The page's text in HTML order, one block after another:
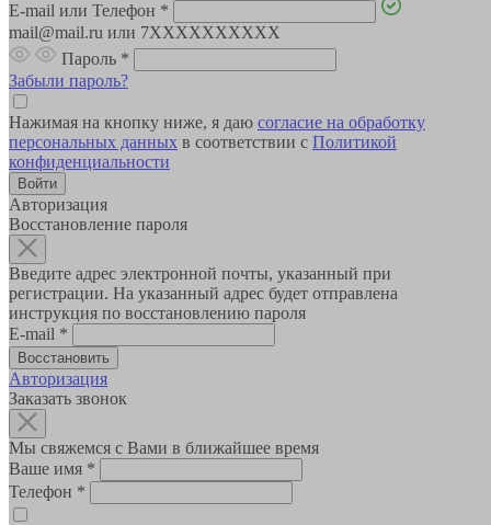
E-mail или Телефон *
mail@mail.ru или 7XXXXXXXXXX
Пароль *
Забыли пароль?
Нажимая на кнопку ниже, я даю согласие на обработку
персональных данных в соответствии с Политикой
конфиденциальности
Авторизация
Восстановление пароля
Введите адрес электронной почты, указанный при
регистрации. На указанный адрес будет отправлена
инструкция по восстановлению пароля
E-mail *
Авторизация
Заказать звонок
Мы свяжемся с Вами в ближайшее время
Ваше имя *
Телефон *